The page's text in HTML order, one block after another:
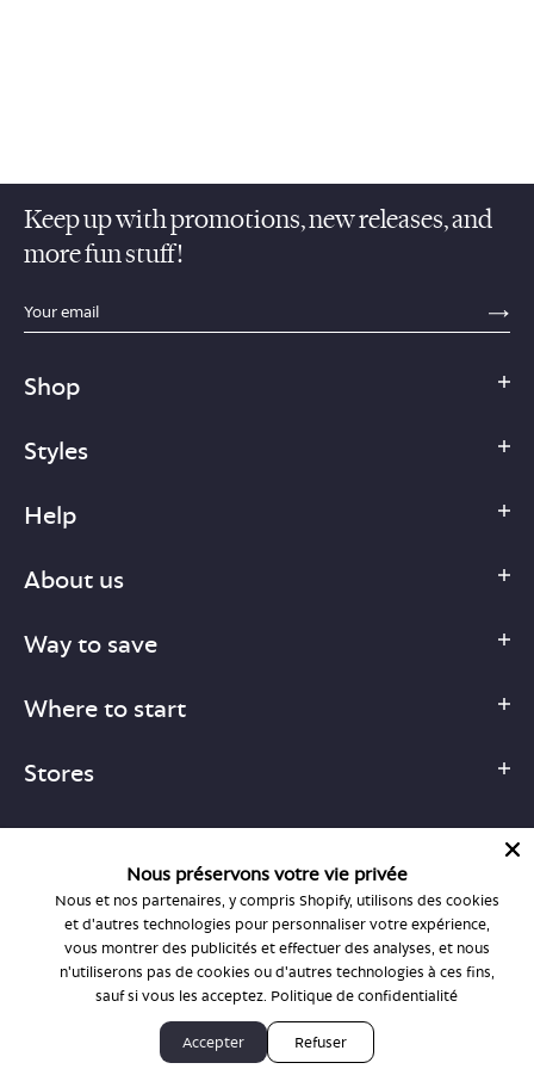
Keep up with promotions, new releases, and
more fun stuff!
sections.footer.email_field_ada_label
Shop
Styles
Help
About us
Way to save
Where to start
Stores
1-877-755-6659
support@bonlook.com
© BonLook 2026 operated by BonLook Optique & BonLook BC.
Dr. Frederic Marchand, optométriste.
Nous préservons votre vie privée
Nous et nos partenaires, y compris Shopify, utilisons des cookies
et d'autres technologies pour personnaliser votre expérience,
vous montrer des publicités et effectuer des analyses, et nous
n'utiliserons pas de cookies ou d'autres technologies à ces fins,
sauf si vous les acceptez. Politique de confidentialité
Accepter Refuser